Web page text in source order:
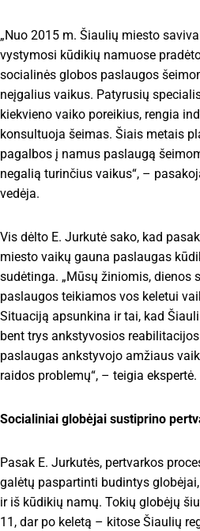
„Nuo 2015 m. Šiaulių miesto
vystymosi kūdikių namuose
socialinės globos paslaugos
neįgalius vaikus. Patyrusių
kiekvieno vaiko poreikius, rengia
konsultuoja šeimas. Šiais metais
pagalbos į namus paslaugą
negalią turinčius vaikus“, –
vedėja.
Vis dėlto E. Jurkutė sako, kad
miesto vaikų gauna paslaugas
sudėtinga. „Mūsų žiniomis, dienos
paslaugos teikiamos vos keletui
Situaciją apsunkina ir tai, kad
bent trys ankstyvosios
paslaugas ankstyvojo amžiaus
raidos problemų“, – teigia ekspertė.
Socialiniai globėjai sustiprino
Pasak E. Jurkutės, pertvarkos
galėtų paspartinti budintys
ir iš kūdikių namų. Tokių globėjų
11, dar po keletą – kitose Šiaulių